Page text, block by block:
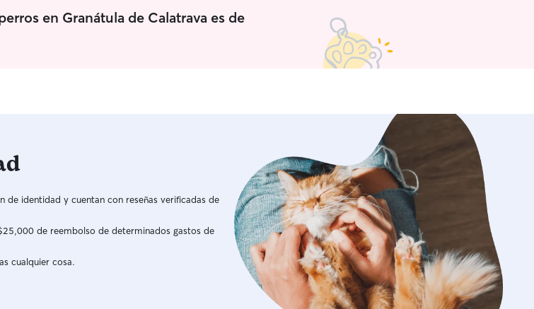
en Granátula de Calatrava es de
de identidad y cuentan con reseñas verificadas de
de reembolso de determinados gastos de
cualquier cosa.